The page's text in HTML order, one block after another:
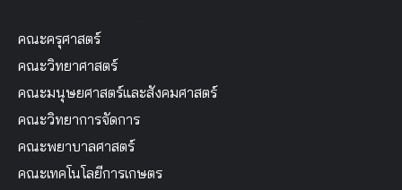
คณะครุศาสตร์
คณะวิทยาศาสตร์
คณะมนุษยศาสตร์และสังคมศาสตร์
คณะวิทยาการจัดการ
คณะพยาบาลศาสตร์
คณะเทคโนโลยีการเกษตร